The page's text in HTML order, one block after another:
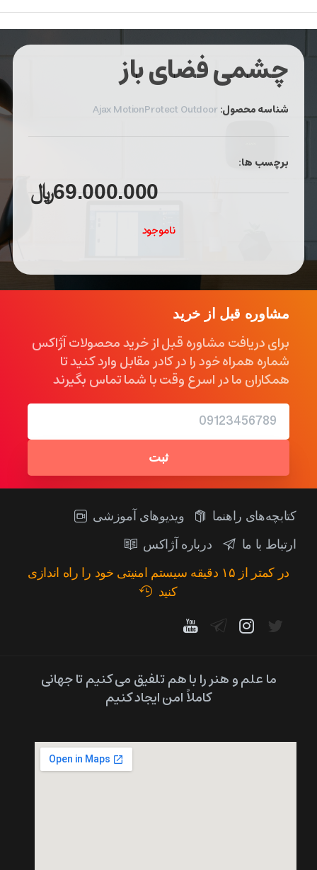
چشمی فضای باز
شناسه محصول:Ajax MotionProtect Outdoor
برچسب ها:
ناموجود
69.000.000﷼
مشاوره قبل از خرید
برای دریافت مشاوره قبل از خرید محصولات آژاکس
شماره همراه خود را در کادر مقابل وارد کنید تا
همکاران ما در اسرع وقت با شما تماس بگیرند
کتابچه‌های راهنما ویدیو‌های آموزشی
ارتباط با ما
درباره آژاکس
در کمتر از ۱۵ دقیقه سیستم امنیتی خود را راه اندازی
کنید
ما علم و هنر را با هم تلفیق می کنیم تا جهانی
کاملاً امن ایجاد کنیم